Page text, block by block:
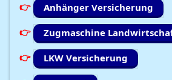
Anhänger Versicherung
Zugmaschine
LKW Versicherung